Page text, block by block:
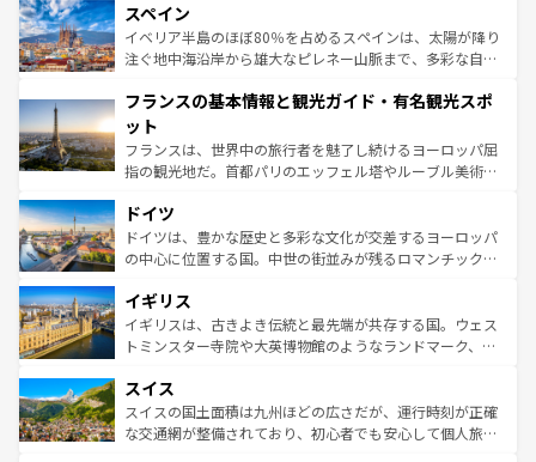
ろん、トスカーナの美しい田園風景やアマルフィ海岸の絶
景など、自然景観も見逃せない。観光の合間には、本場の
ピザやパスタなど、絶品のイタリア料理を堪能することも
ませてくれるイタリアで、忘れられない旅をしてみよう！
なお、新着のイタリア情報は
しい。
スペイン
イベリア半島のほぼ80％を占めるスペインは、太陽が降り
注ぐ地中海沿岸から雄大なピレネー山脈まで、多彩な自然
文化が根付くこの国では、情熱的なフラメンコ、熱気あふ
れる闘牛、そして美味しいタパスが生活の一部となってい
る。首都マドリードの洗練された雰囲気や、バルセロナの
アートに溢れた街角から、地方では古代ローマ遺跡や中世
せる。地方によって風土や気候が異なるスペインはその個
性で訪れる人を魅了する。 なお、新着のスペイン情報は コ
ンテンツ一覧を参照してほしい。
フランスの基本情報と観光ガイド・有名観光スポ
ット
フランスは、世界中の旅行者を魅了し続けるヨーロッパ屈
指の観光地だ。首都パリのエッフェル塔やルーブル美術館
で、幅広い魅力が詰まっている。華麗な宮殿、歴史的な大
聖堂、美しいビーチ、そして豊かな自然が、訪れる者を心
から魅了する。また、フランスは美食の国としても知ら
いる。シャンパンの発祥地であるランス、プロヴァンスの
香り高いラベンダー畑など、多彩な楽しみ方が可能だ。さ
らに、パリ以外の地域にも魅力が溢れており、どの街角に
れる地方に足を運ぶとそれぞれで全く異なる文化を体験で
きるだろう。 なお、新着のフランス情報はコンテンツ一覧
を参照してほしい。
ドイツ
ドイツは、豊かな歴史と多彩な文化が交差するヨーロッパ
の中心に位置する国。中世の街並みが残るロマンチック街
顔を持つこの国は、どこを歩いても飽きることがない。ベ
ルリンの文化的活気、バイエルン州のアルプスの絶景、そ
してライン川沿いのワイン畑といった風景は必見。ビール
は、お酒好きな人にはぜひ体験してほしい。 なお、新着の
ドイツ情報はコンテンツ一覧を参照してほしい。
イギリス
イギリスは、古きよき伝統と最先端が共存する国。ウェス
トミンスター寺院や大英博物館のようなランドマーク、歴
リアごとに異なる魅力がある。また、優雅なアフタヌーン
ティー、ビール好きにはたまらない英国パブ、サッカー観
戦など、本場だからこそできる体験も豊富。イギリスを旅
スイス
スイスの国土面積は九州ほどの広さだが、運行時刻が正確
な交通網が整備されており、初心者でも安心して個人旅行